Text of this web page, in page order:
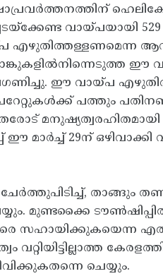
വായ്പയായി
എഴുതിത്തള്ളണമെന്ന
ബാങ്കുകളിൽനിന്നെടുത്ത
ഈ വായ്പ
പത്തും
29ന് ഒഴിവാക്കി
താങ്ങും
മുണ്ടക്കൈ
സഹായിക്കുകയെന്ന
ചെയ്യും.